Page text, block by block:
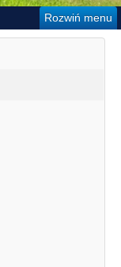
Rozwiń menu